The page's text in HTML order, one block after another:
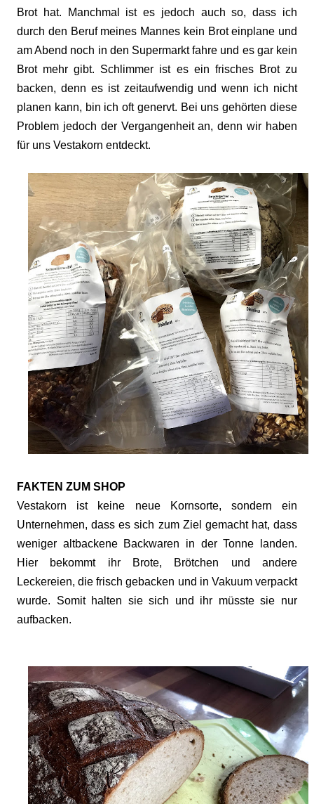
Brot hat. Manchmal ist es jedoch auch so, dass ich
durch den Beruf meines Mannes kein Brot einplane und
am Abend noch in den Supermarkt fahre und es gar kein
Brot mehr gibt. Schlimmer ist es ein frisches Brot zu
backen, denn es ist zeitaufwendig und wenn ich nicht
planen kann, bin ich oft genervt. Bei uns gehörten diese
Problem jedoch der Vergangenheit an, denn wir haben
für uns Vestakorn entdeckt.
FAKTEN ZUM SHOP
Vestakorn ist keine neue Kornsorte, sondern ein
Unternehmen, dass es sich zum Ziel gemacht hat, dass
weniger altbackene Backwaren in der Tonne landen.
Hier bekommt ihr Brote, Brötchen und andere
Leckereien, die frisch gebacken und in Vakuum verpackt
wurde. Somit halten sie sich und ihr müsste sie nur
aufbacken.